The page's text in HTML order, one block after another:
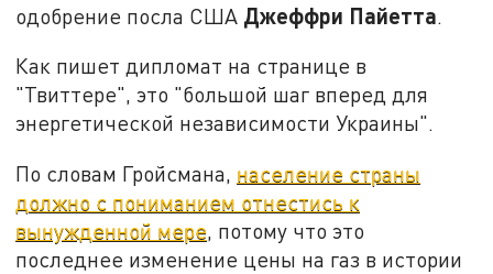
одобрение посла США Джеффри Пайетта.
Как пишет дипломат на странице в
"Твиттере", это "большой шаг вперед для
энергетической независимости Украины".
По словам Гройсмана, население страны
должно с пониманием отнестись к
вынужденной мере, потому что это
последнее изменение цены на газ в истории